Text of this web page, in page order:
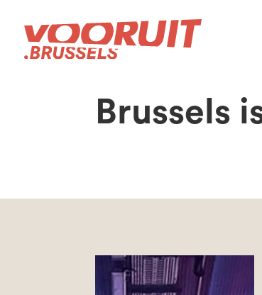
Brussels